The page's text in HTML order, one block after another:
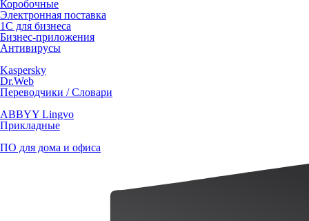
Коробочные
Электронная поставка
1С для бизнеса
Бизнес-приложения
Антивирусы
Kaspersky
Dr.Web
Переводчики / Словари
ABBYY Lingvo
Прикладные
ПО для дома и офиса